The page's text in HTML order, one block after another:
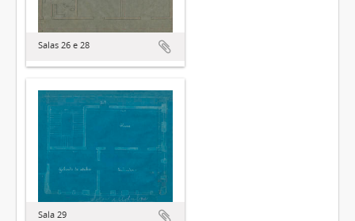
Salas 26 e 28
Sala 29